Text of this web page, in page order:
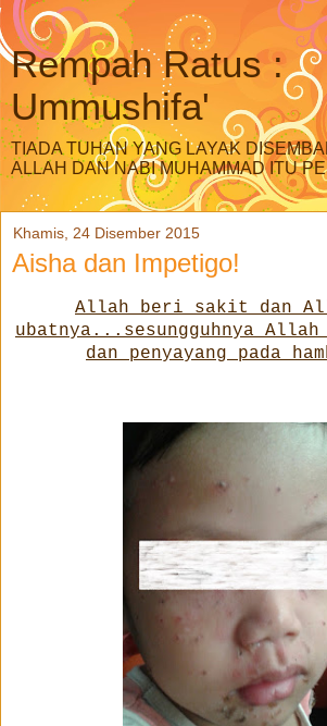
Rempah Ratus :
Ummushifa'
TIADA TUHAN YANG LAYAK
ALLAH DAN NABI MUHAMMAD ITU
Khamis, 24 Disember 2015
Aisha dan Impetigo!
Allah beri sakit dan
ubatnya...sesungguhnya Allah
dan penyayang pada